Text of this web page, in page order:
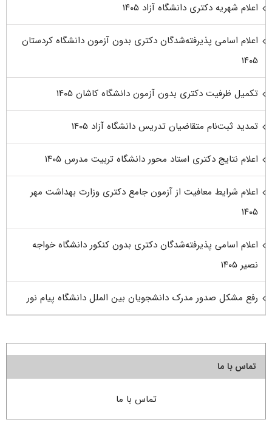
اعلام شهریه دکتری دانشگاه آزاد ۱۴۰۵
اعلام اسامی پذیرفته‌شدگان دکتری بدون آزمون دانشگاه کردستان
۱۴۰۵
تکمیل ظرفیت دکتری بدون آزمون دانشگاه کاشان ۱۴۰۵
تمدید ثبت‌نام متقاضیان تدریس دانشگاه آزاد ۱۴۰۵
اعلام نتایج دکتری استاد محور دانشگاه تربیت مدرس ۱۴۰۵
اعلام شرایط معافیت از آزمون جامع دکتری وزارت بهداشت مهر
۱۴۰۵
اعلام اسامی پذیرفته‌شدگان دکتری بدون کنکور دانشگاه خواجه
نصیر ۱۴۰۵
رفع مشکل صدور مدرک دانشجویان بین الملل دانشگاه پیام نور
تماس با ما
تماس با ما